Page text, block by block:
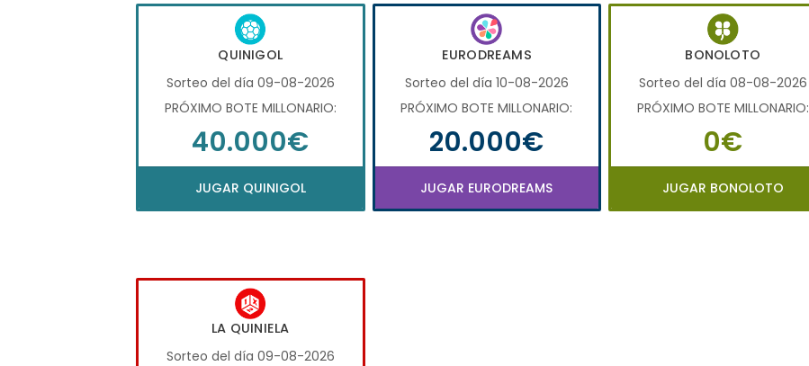
QUINIGOL
Sorteo del día 09-08-2026
PRÓXIMO BOTE MILLONARIO:
40.000€
JUGAR QUINIGOL
EURODREAMS
Sorteo del día 10-08-2026
PRÓXIMO BOTE MILLONARIO:
20.000€
JUGAR EURODREAMS
BONOLOTO
Sorteo del día 08-08-2026
PRÓXIMO BOTE MILLONARIO:
0€
JUGAR BONOLOTO
LA QUINIELA
Sorteo del día 09-08-2026